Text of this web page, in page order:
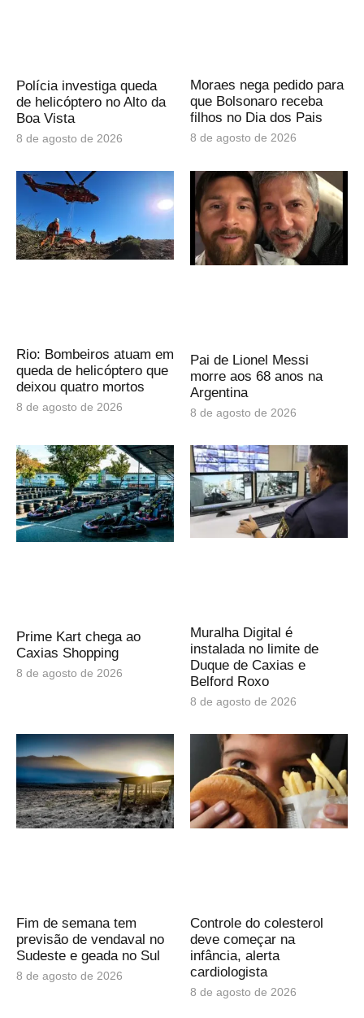
Polícia investiga queda
de helicóptero no Alto da
Boa Vista
8 de agosto de 2026
Moraes nega pedido para
que Bolsonaro receba
filhos no Dia dos Pais
8 de agosto de 2026
Rio: Bombeiros atuam em
queda de helicóptero que
deixou quatro mortos
8 de agosto de 2026
Pai de Lionel Messi
morre aos 68 anos na
Argentina
8 de agosto de 2026
Prime Kart chega ao
Caxias Shopping
8 de agosto de 2026
Muralha Digital é
instalada no limite de
Duque de Caxias e
Belford Roxo
8 de agosto de 2026
Fim de semana tem
previsão de vendaval no
Sudeste e geada no Sul
8 de agosto de 2026
Controle do colesterol
deve começar na
infância, alerta
cardiologista
8 de agosto de 2026